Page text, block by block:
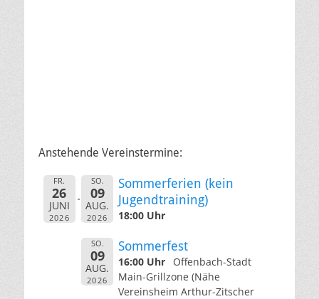
Anstehende Vereinstermine:
FR.
26
JUNI
2026
SO.
09
AUG.
2026
Sommerferien (kein
Jugendtraining)
18:00 Uhr
SO.
09
AUG.
2026
Sommerfest
16:00 Uhr
Offenbach-Stadt
Main-Grillzone (Nähe
Vereinsheim Arthur-Zitscher